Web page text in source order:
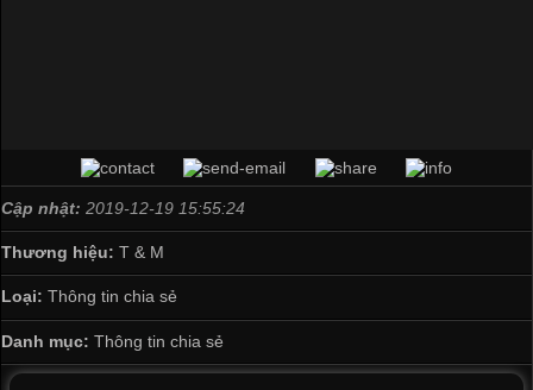
Cập nhật: 2019-12-19 15:55:24
Thương hiệu: T & M
Loại: Thông tin chia sẻ
Danh mục: Thông tin chia sẻ